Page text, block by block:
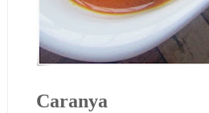
Caranya